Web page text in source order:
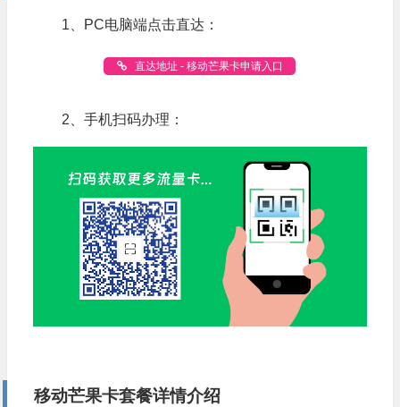
1、PC电脑端点击直达：
直达地址 - 移动芒果卡申请入口
2、手机扫码办理：
移动芒果卡套餐详情介绍